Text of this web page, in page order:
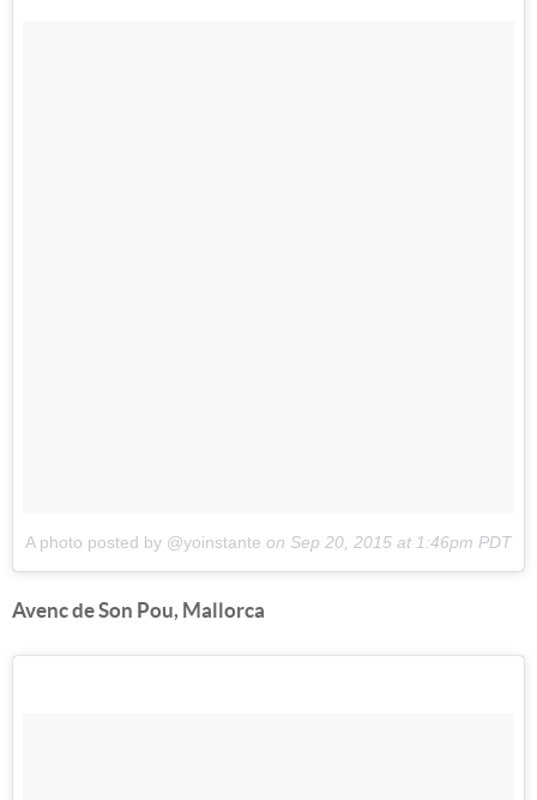
A photo posted by @yoinstante on Sep 20, 2015 at 1:46pm PDT
Avenc de Son Pou, Mallorca